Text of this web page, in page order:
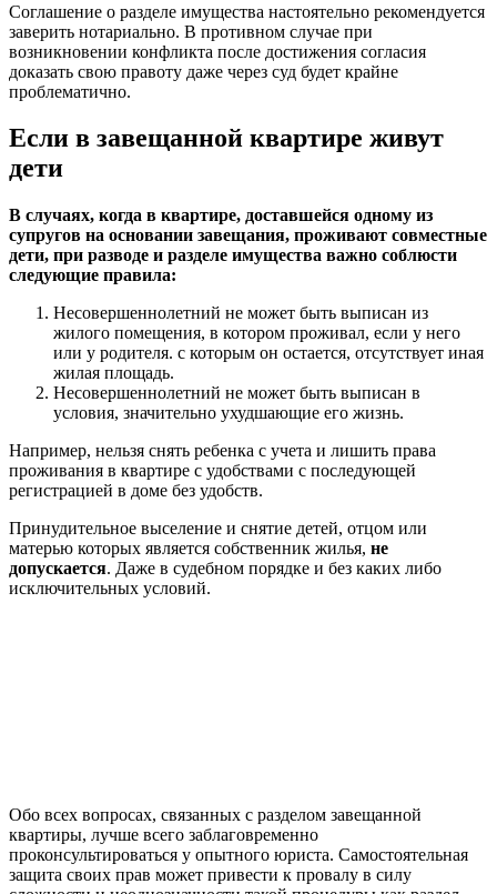
Соглашение о разделе имущества настоятельно рекомендуется
заверить нотариально. В противном случае при
возникновении конфликта после достижения согласия
доказать свою правоту даже через суд будет крайне
проблематично.
Если в завещанной квартире живут
дети
В случаях, когда в квартире, доставшейся одному из
супругов на основании завещания, проживают совместные
дети, при разводе и разделе имущества важно соблюсти
следующие правила:
Несовершеннолетний не может быть выписан из
жилого помещения, в котором проживал, если у него
или у родителя. с которым он остается, отсутствует иная
жилая площадь.
Несовершеннолетний не может быть выписан в
условия, значительно ухудшающие его жизнь.
Например, нельзя снять ребенка с учета и лишить права
проживания в квартире с удобствами с последующей
регистрацией в доме без удобств.
Принудительное выселение и снятие детей, отцом или
матерью которых является собственник жилья, не
допускается. Даже в судебном порядке и без каких либо
исключительных условий.
Обо всех вопросах, связанных с разделом завещанной
квартиры, лучше всего заблаговременно
проконсультироваться у опытного юриста. Самостоятельная
защита своих прав может привести к провалу в силу